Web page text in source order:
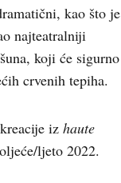
kao što je
najteatralniji
koji će sigurno
crvenih tepiha.
iz haute
ljeto 2022.